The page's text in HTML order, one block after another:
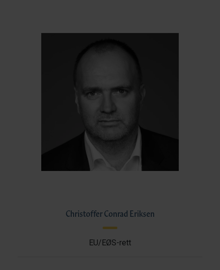
Christoffer Conrad Eriksen
EU/EØS-rett